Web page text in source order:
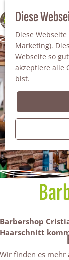
Diese
Diese
Marketing).
Webseite so
akzeptiere alle
bist.
100%S
u
c
h
e
n
M
e
n
ü
Barbershop
Haarschnitt
Wir finden es mehr